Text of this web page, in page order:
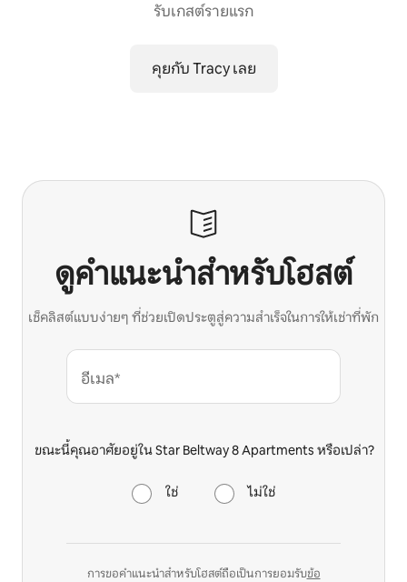
รับเกสต์รายแรก
คุยกับ Tracy เลย
ดูคำแนะนำสำหรับโฮสต์
เช็คลิสต์แบบง่ายๆ ที่ช่วยเปิดประตูสู่ความสำเร็จในการให้เช่าที่พัก
อีเมล*
ขณะนี้คุณอาศัยอยู่ใน Star Beltway 8 Apartments หรือเปล่า?
ใช่ ไม่ใช่
การขอคำแนะนำสำหรับโฮสต์ถือเป็นการยอมรับข้อ